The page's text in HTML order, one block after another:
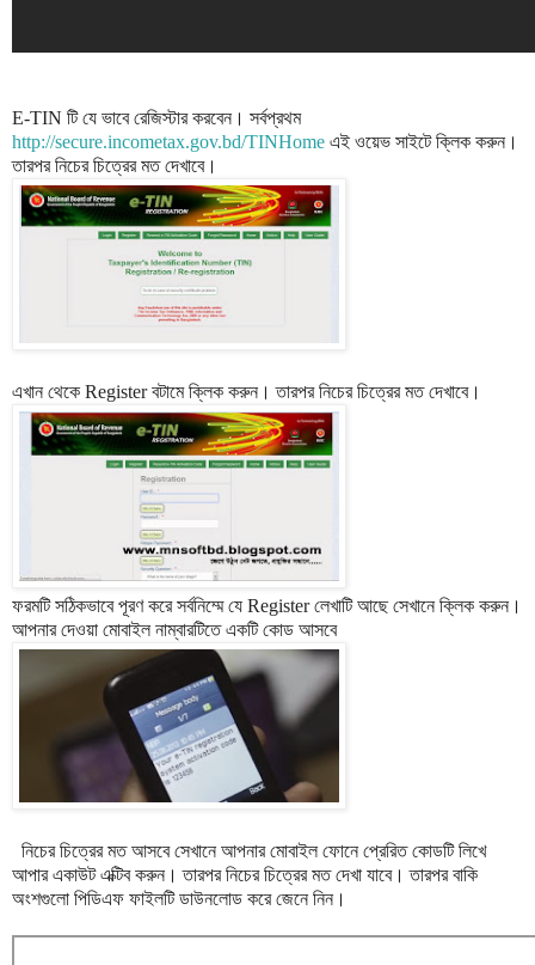
E-TIN টি যে ভাবে রেজিস্টার করবেন। সর্বপ্রথম
http://secure.incometax.gov.bd/TINHome এই ওয়েভ সাইটে ক্লিক করুন।
তারপর নিচের চিত্রের মত দেখাবে।
এখান থেকে Register বটামে ক্লিক করুন। তারপর নিচের চিত্রের মত দেখাবে।
ফরমটি সঠিকভাবে পূরণ করে সর্বনিম্মে যে Register লেখাটি আছে সেখানে ক্লিক করুন।
আপনার দেওয়া মোবাইল নাম্বারটিতে একটি কোড আসবে
নিচের চিত্রের মতআসবে সেখানে আপনার মোবাইল ফোনে প্রেরিত কোডটি লিখে
আপার একাউট এক্টিব করুন। তারপর নিচেরচিত্রের মত দেখা যাবে। তারপর বাকি
অংশগুলো পিডিএফ ফাইলটি ডাউনলোড করে জেনে নিন।